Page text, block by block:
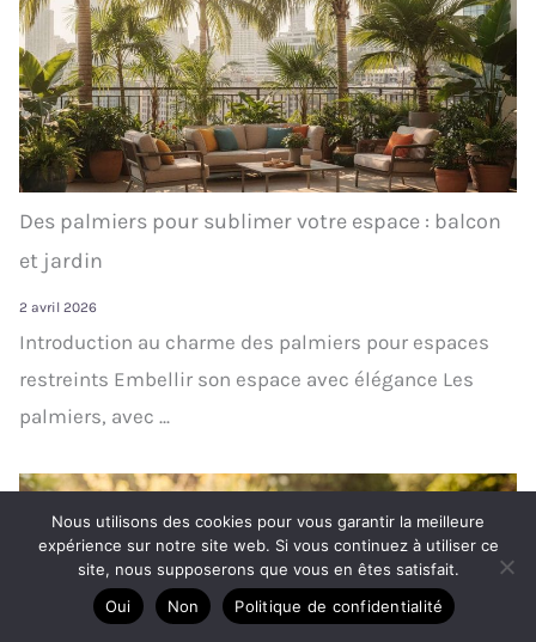
Des palmiers pour sublimer votre espace : balcon
et jardin
2 avril 2026
Introduction au charme des palmiers pour espaces
restreints Embellir son espace avec élégance Les
palmiers, avec ...
Nous utilisons des cookies pour vous garantir la meilleure
expérience sur notre site web. Si vous continuez à utiliser ce
site, nous supposerons que vous en êtes satisfait.
Oui
Non Politique de confidentialité